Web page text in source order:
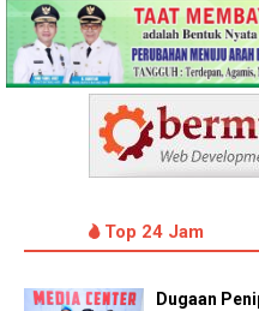
Top 24 Jam
Dugaan